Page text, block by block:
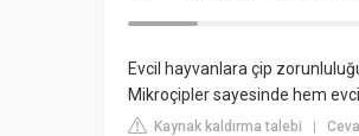
Evcil hayvanlara çip
Mikroçipler sayesinde hem
Kaynak kaldırma talebi |